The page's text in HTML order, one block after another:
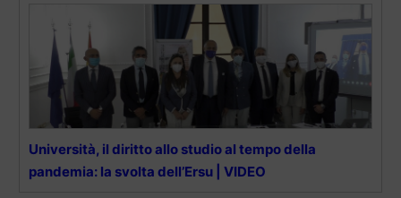
Università, il diritto allo studio al tempo della
pandemia: la svolta dell’Ersu | VIDEO